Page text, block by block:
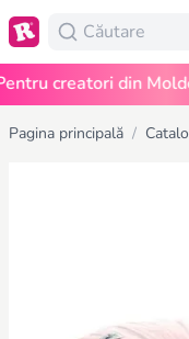
creatori din Moldova
Pagina principală /